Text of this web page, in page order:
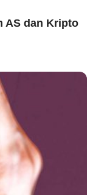
AS dan Kripto